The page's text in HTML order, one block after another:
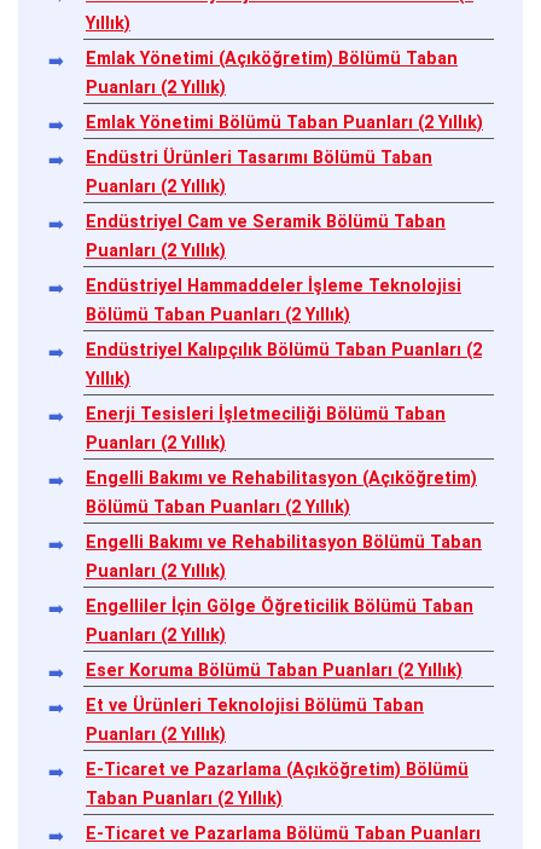
Yıllık)
Emlak Yönetimi (Açıköğretim) Bölümü Taban
Puanları (2 Yıllık)
Emlak Yönetimi Bölümü Taban Puanları (2 Yıllık)
Endüstri Ürünleri Tasarımı Bölümü Taban
Puanları (2 Yıllık)
Endüstriyel Cam ve Seramik Bölümü Taban
Puanları (2 Yıllık)
Endüstriyel Hammaddeler İşleme Teknolojisi
Bölümü Taban Puanları (2 Yıllık)
Endüstriyel Kalıpçılık Bölümü Taban Puanları (2
Yıllık)
Enerji Tesisleri İşletmeciliği Bölümü Taban
Puanları (2 Yıllık)
Engelli Bakımı ve Rehabilitasyon (Açıköğretim)
Bölümü Taban Puanları (2 Yıllık)
Engelli Bakımı ve Rehabilitasyon Bölümü Taban
Puanları (2 Yıllık)
Engelliler İçin Gölge Öğreticilik Bölümü Taban
Puanları (2 Yıllık)
Eser Koruma Bölümü Taban Puanları (2 Yıllık)
Et ve Ürünleri Teknolojisi Bölümü Taban
Puanları (2 Yıllık)
E-Ticaret ve Pazarlama (Açıköğretim) Bölümü
Taban Puanları (2 Yıllık)
E-Ticaret ve Pazarlama Bölümü Taban Puanları